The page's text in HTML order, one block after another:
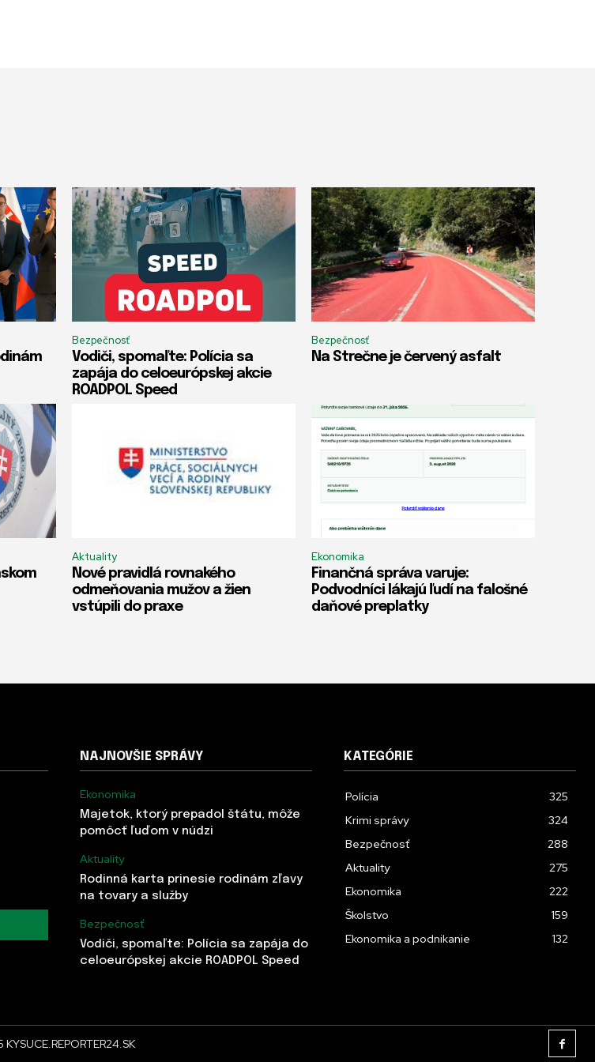
Bezpečnosť
Vodiči, spomaľte: Polícia sa
zapája do celoeurópskej akcie
ROADPOL Speed
Bezpečnosť
Na Strečne je červený asfalt
Aktuality
Nové pravidlá rovnakého
odmeňovania mužov a žien
vstúpili do praxe
Ekonomika
Finančná správa varuje:
Podvodníci lákajú ľudí na falošné
daňové preplatky
NAJNOVŠIE SPRÁVY
Ekonomika
Majetok, ktorý prepadol štátu, môže
pomôcť ľuďom v núdzi
Aktuality
Rodinná karta prinesie rodinám zľavy
na tovary a služby
Bezpečnosť
Vodiči, spomaľte: Polícia sa zapája do
celoeurópskej akcie ROADPOL Speed
KATEGÓRIE
Polícia
325
Krimi správy
324
Bezpečnosť
288
Aktuality
275
Ekonomika
222
Školstvo
159
Ekonomika a podnikanie
132